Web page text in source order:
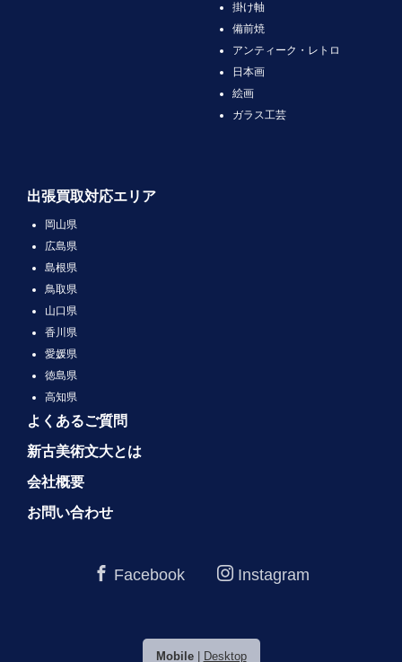
掛け軸
備前焼
アンティーク・レトロ
日本画
絵画
ガラス工芸
出張買取対応エリア
岡山県
広島県
島根県
鳥取県
山口県
香川県
愛媛県
徳島県
高知県
よくあるご質問
新古美術文大とは
会社概要
お問い合わせ
Facebook Instagram
Mobile| Desktop